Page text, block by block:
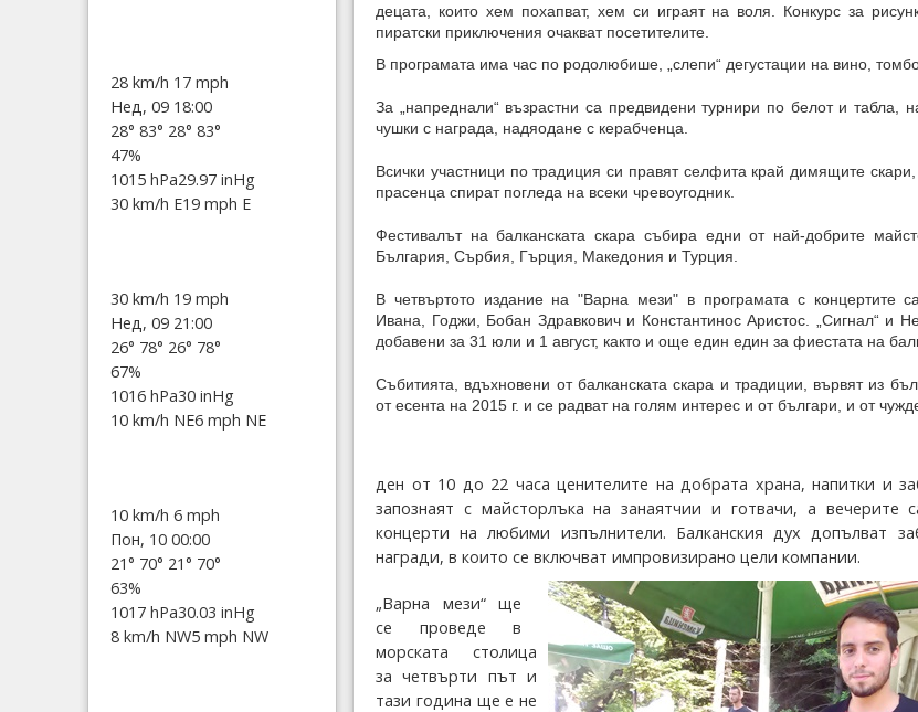
децата, които хем похапват, хем си играят на воля.
Конкурс за
пиратски приключения очакват посетителите.
В програмата има час по родолюбише, „слепи“ дегустации на вино,
За „напреднали“ възрастни са предвидени турнири по белот и табла,
чушки с награда, надяодане с керабченца.
Всички участници по традиция си правят селфита край димящите
прасенца спират погледа на всеки чревоугодник.
Фестивалът на балканската скара събира едни от най-добрите
България, Сърбия, Гърция, Македония и Турция.
В четвъртото издание на "Варна мези" в програмата с концертите
Ивана, Годжи, Бобан Здравкович и КонстантиносАристос.
„Сигнал“ и
добавени за 31 юли и 1 август, както и още един един за фиестата на
Събитията, вдъхновени от балканската скара и традиции, вървят из
от есента на 2015 г. и се радват на голям интерес и от българи, и от
ден от 10 до 22 часа ценителите на добрата храна, напитки и
запознаят с майсторлъка на занаятчии и готвачи, а вечерите
концерти на любими изпълнители. Балканския дух допълват
награди, в които се включват импровизирано цели компании.
„Варна мези“ ще
се проведе в
морската столица
за четвърти път и
тази година ще е не
28 km/h 17 mph
Нед, 09 18:00
28° 83° 28° 83°
47%
1015 hPa29.97 inHg
30 km/h E19 mph E
30 km/h 19 mph
Нед, 09 21:00
26° 78° 26° 78°
67%
1016 hPa30 inHg
10 km/h NE6 mph NE
10 km/h 6 mph
Пон, 10 00:00
21° 70° 21° 70°
63%
1017 hPa30.03 inHg
8 km/h NW5 mph NW